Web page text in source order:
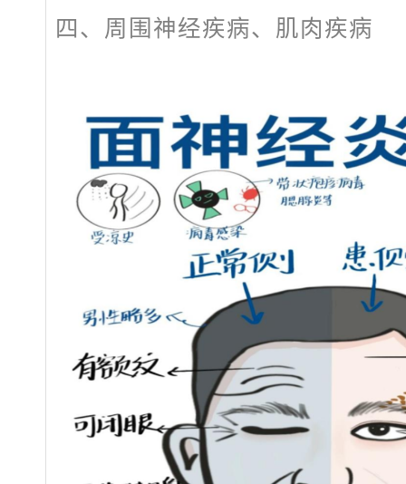
四、周围神经疾病、肌肉疾病